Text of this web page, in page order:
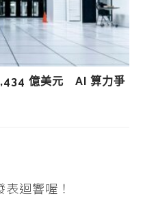
億美元 AI 算力爭
表迴響喔！